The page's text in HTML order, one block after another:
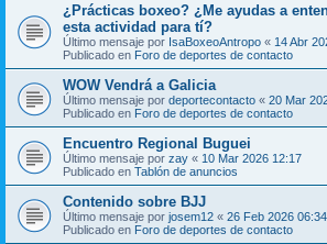
¿Prácticas boxeo? ¿Me ayudas a
esta actividad para tí?
Último mensaje por IsaBoxeoAntropo « 14 Abr
Publicado en Foro de deportes de contacto
WOW Vendrá a Galicia
Último mensaje por deportecontacto « 20 Mar
Publicado en Foro de deportes de contacto
Encuentro Regional Buguei
Último mensaje por zay « 10 Mar 2026 12:17
Publicado en Tablón de anuncios
Contenido sobre BJJ
Último mensaje por josem12 « 26 Feb 2026 06:34
Publicado en Foro de deportes de contacto